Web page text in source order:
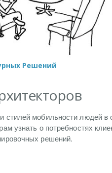
Решений
стилей мобильности людей
узнать о потребностях
решений.